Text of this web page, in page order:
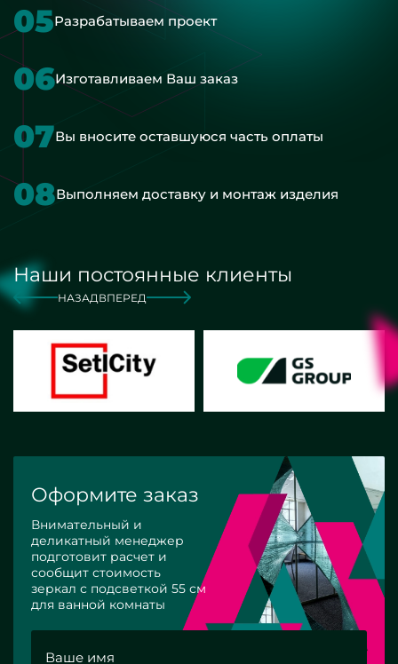
05Разрабатываем проект
06Изготавливаем Ваш заказ
07Вы вносите оставшуюся часть оплаты
08Выполняем доставку и монтаж изделия
Наши постоянные клиенты
НАЗАД ВПЕРЕД
Оформите заказ
Внимательный и
деликатный менеджер
подготовит расчет и
сообщит стоимость
зеркал с подсветкой 55 см
для ванной комнаты